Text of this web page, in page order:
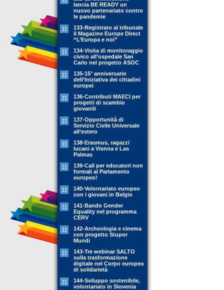
lancia BE READY un
nuovo partenariato contro
le pandemie
133-Registrato al tribunale
il Magazine Europe Direct
“L’Europa e noi”
134-Visita di monitoraggio
civico all’ospedale San
Carlo nel progetto ASOC
135-15° anniversario
dell’Iniziativa dei cittadini
europei
136-Contributi MAECI per
progetti di scambio
giovanili
137-Opportunità di
Servizio Civile Universale
all’estero
138-Erasmus, ragazzi
lucani a Vienna e Las
Palmas
139-Call per educatori non
formali al Parlamento
europeo!
140-Volontariato europeo
con i giovani in Belgio
141-Bando Gender
Equality nel programma
CERV
142-Archeologia e cinema
con progetto Stupor
Mundi
143-Tre webinar SALTO
sulla trasformazione
digitale nel Corpo europeo
di solidarietà
144-Sviluppo sostenibile,
volontariato in Slovenia